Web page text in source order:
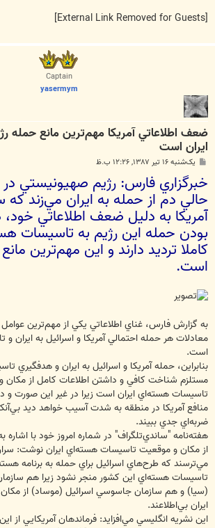
Captain
yasermym
ضعف اطلاعاتي آمريكا مهم‌ترين مانع حمله
ايران است
پ
ت
یک‌شنبه ۱۶ تیر ۱۳۸۷, ۱۲:۲۶ ب.ظ
خبرگزاري فارس: رژيم صهيونيستي در
حالي دم از حمله به ايران مي‌زند كه
آمريكا به دليل ضعف اطلاعاتي خود،
بودن حمله اين رژيم به تاسيسات
كاملا ترديد دارند و اين مهم‌ترين
است.
به گزارش فارس، غناي اطلاعاتي يكي از مهم‌ترين عوامل
معادلات هر حمله احتمالي آمريكا و اسرائيل به ايران
است.
بنابراين، حمله آمريكا و اسرائيل به ايران و هدفگيري
مستلزم شناخت كافي و داشتن اطلاعات كامل از مكان
تاسيسات هسته‌اي ايران است زيرا در غير اين صورت و
منافع آمريكا در منطقه به شدت آسيب خواهد ديد
ضربه‌اي جدي ببيند.
هفته‌نامه "ساندي‌تلگراف" در شماره امروز خود با اشاره
از مكان و موقعيت تاسيسات هسته‌اي ايران نوشت: سران
مي‌ترسند كه طرح‌هاي اسرائيل براي حمله به برنامه
تاسيسات هسته‌اي اين كشور منجر نشود زيرا هم
(سيا) و هم سازمان جاسوسي اسرائيل (موساد) از مكان
ايران بي‌اطلاعند.
اين نشريه انگليسي مي‌افزايد: فرماندهان آمريكايي از اين